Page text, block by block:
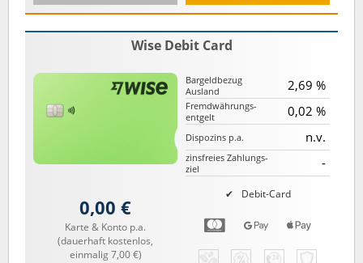
Wise Debit Card
Debit-Card
Bargeld­bezug
Ausland
2,69 %
Fremd­währungs­
entgelt
0,02 %
Dispozins p.a. n.v.
zinsfreies Zahlungs­
ziel
-
0,00 €
Karte & Konto p.a.
(dauerhaft kostenlos,
einmalig 7,00 €)